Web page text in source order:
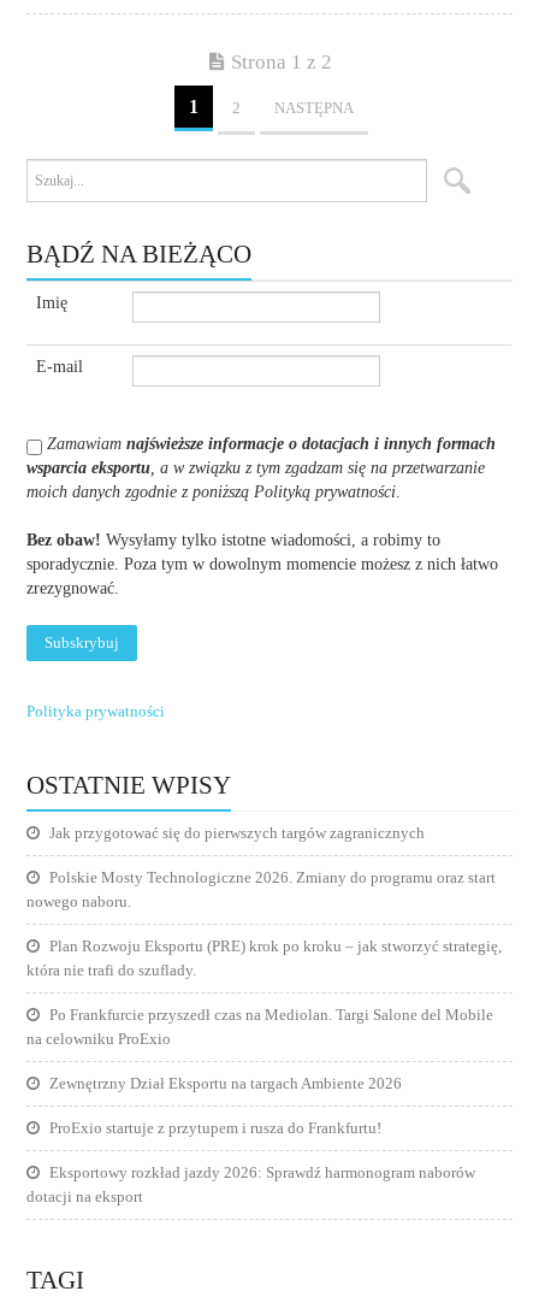
Strona 1 z 2
1 2 NASTĘPNA
BĄDŹ NA BIEŻĄCO
Imię
E-mail
Zamawiamnajświeższe informacje o dotacjach i innych formach
wsparcia eksportu , a w związku z tym zgadzam się na przetwarzanie
moich danych zgodnie z poniższą Polityką prywatności
Bez obaw! Wysyłamy tylko istotne wiadomości, a robimy to
sporadycznie. Poza tym w dowolnym momencie możesz z nich łatwo
zrezygnować.
Polityka prywatności
OSTATNIE WPISY
Jak przygotować się do pierwszych targów zagranicznych
Polskie Mosty Technologiczne 2026. Zmiany do programu oraz start
nowego naboru.
Plan Rozwoju Eksportu (PRE) krok po kroku – jak stworzyć strategię,
która nie trafi do szuflady.
Po Frankfurcie przyszedł czas na Mediolan. Targi Salone del Mobile
na celowniku ProExio
Zewnętrzny Dział Eksportu na targach Ambiente 2026
ProExio startuje z przytupem i rusza do Frankfurtu!
Eksportowy rozkład jazdy 2026: Sprawdź harmonogram naborów
dotacji na eksport
TAGI